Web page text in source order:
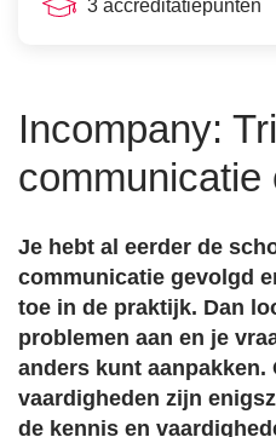
Incompany:
Je hebt al eerder de
communicatie gevolgd
toe in de praktijk. Dan
problemen aan en je
anders kunt aanpakken.
vaardigheden zijn
de kennis en
3 accreditatiepunten